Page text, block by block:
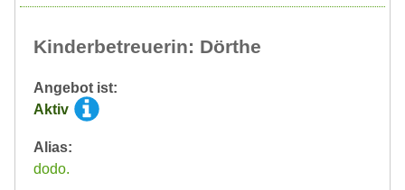
Kinderbetreuerin: Dörthe
Angebot ist:
Aktiv
Alias:
dodo.